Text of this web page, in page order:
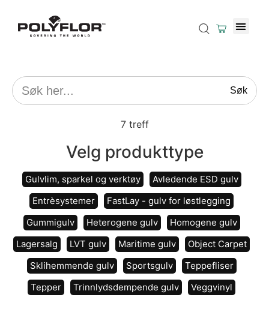
Søk
7treff
Velg produkttype
Gulvlim, sparkel og verktøy
Avledende ESD gulv
Entrèsystemer
FastLay - gulv for løstlegging
Gummigulv
Heterogene gulv
Homogene gulv
Lagersalg
LVT gulv Maritime gulv
Object Carpet
Sklihemmende gulv
Sportsgulv
Teppefliser
Tepper
Trinnlydsdempende gulv Veggvinyl